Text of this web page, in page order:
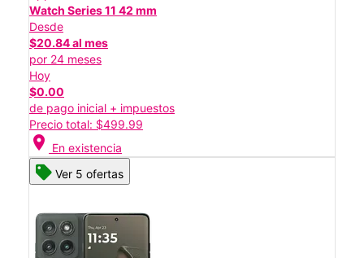
Watch Series 11 42 mm
Desde
$20.84 al mes
por 24 meses
Hoy
$0.00
de pago inicial + impuestos
Precio total: $499.99
location_on En existencia
Ver 5 ofertas